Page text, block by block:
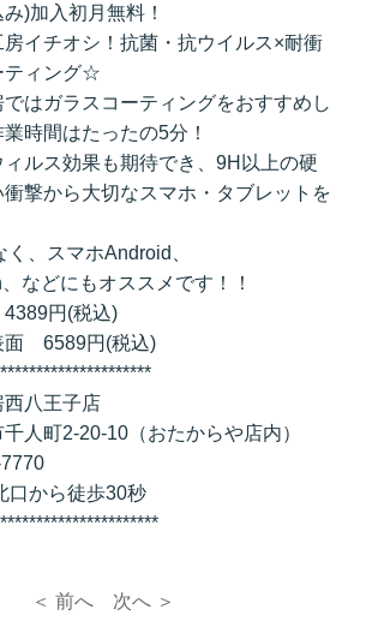
)加入初月無料！
イチオシ！抗菌・抗ウイルス×耐衝
ティング☆
はガラスコーティングをおすすめし
時間はたったの5分！
ルス効果も期待でき、9H以上の硬
撃から大切なスマホ・タブレットを
、スマホAndroid、
などにもオススメです！！
円(税込)
6589円(税込)
西八王子店
人町2-20-10（おたからや店内）
口から徒歩30秒
＜ 前へ 次へ ＞